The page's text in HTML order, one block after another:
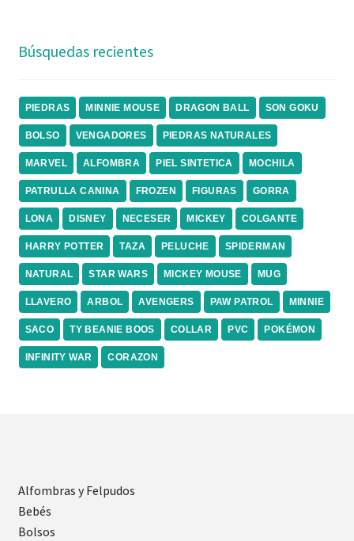
Búsquedas recientes
PIEDRAS MINNIE MOUSE DRAGON BALL SON GOKU
BOLSO VENGADORES PIEDRAS NATURALES
MARVEL ALFOMBRA PIEL SINTETICA MOCHILA
PATRULLA CANINA FROZEN FIGURAS GORRA
LONA DISNEY NECESER MICKEY COLGANTE
HARRY POTTER TAZA PELUCHE SPIDERMAN
NATURAL STAR WARS MICKEY MOUSE MUG
LLAVERO ARBOL AVENGERS PAW PATROL MINNIE
SACO TY BEANIE BOOS COLLAR PVC POKÉMON
INFINITY WAR CORAZON
Alfombras y Felpudos
Bebés
Bolsos